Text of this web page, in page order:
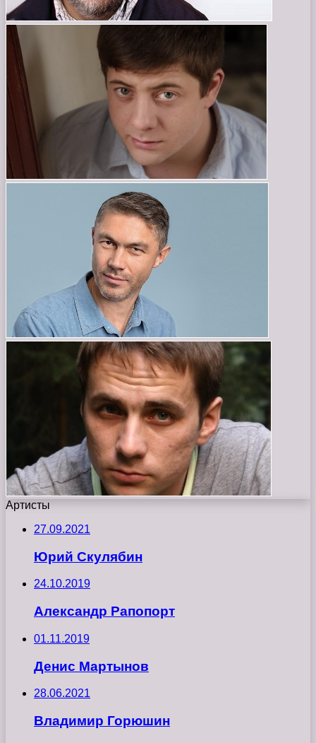
Артисты
27.09.2021
Юрий Скулябин
24.10.2019
Александр Рапопорт
01.11.2019
Денис Мартынов
28.06.2021
Владимир Горюшин